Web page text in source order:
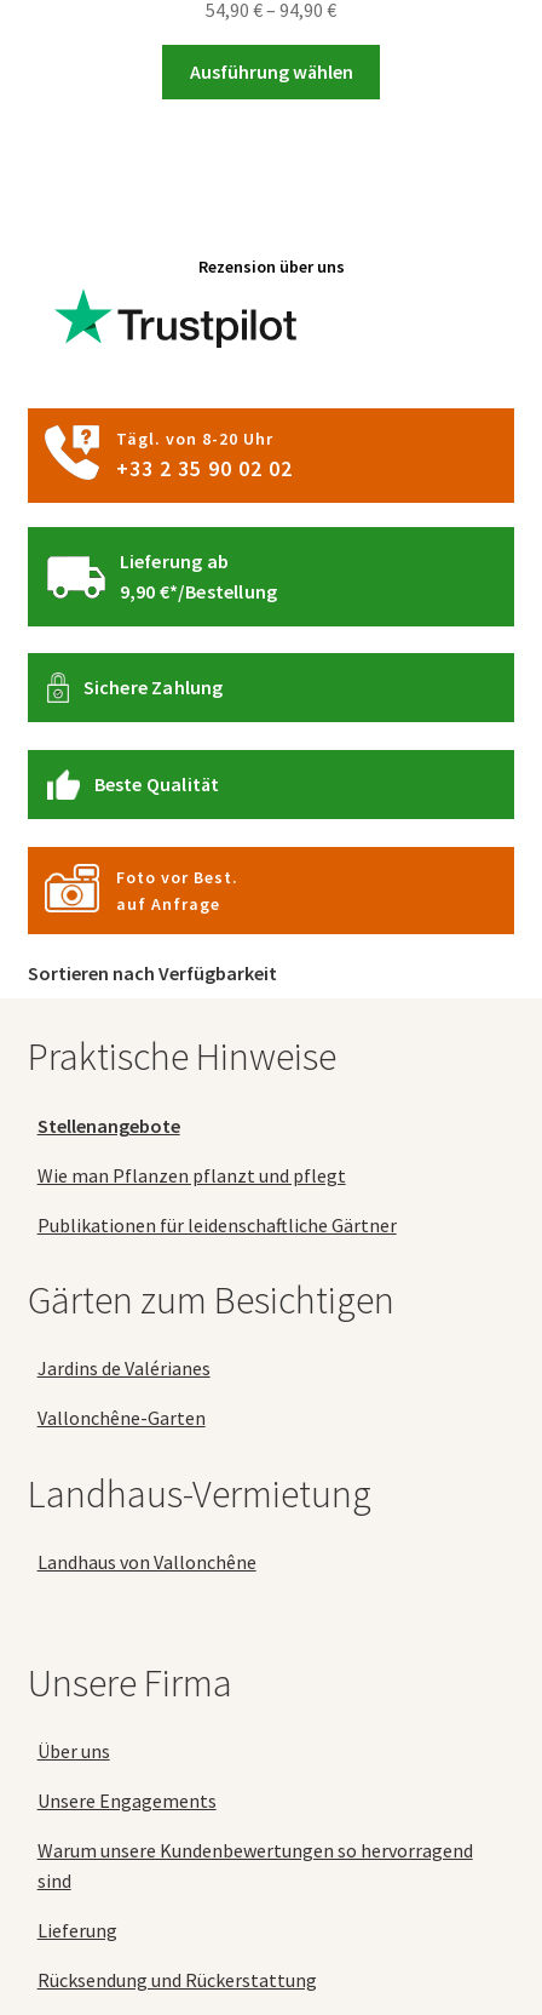
54,90 €– 94,90 €Preisspanne:
bis
94,90 €
Ausführung wählen
Rezension über uns
Tägl. von 8-20 Uhr
+33 2 35 90 02 02
Lieferung ab
9,90 €*/Bestellung
Sichere Zahlung
Beste Qualität
Foto vor Best.
auf Anfrage
Sortieren nach Verfügbarkeit
Praktische Hinweise
Stellenangebote
Wie man Pflanzen pflanzt und pflegt
Publikationen für leidenschaftliche Gärtner
Gärten zum Besichtigen
Jardins de Valérianes
Vallonchêne-Garten
Landhaus-Vermietung
Landhaus von Vallonchêne
Unsere Firma
Über uns
Unsere Engagements
Warum unsere Kundenbewertungen so hervorragend
sind
Lieferung
Rücksendung und Rückerstattung